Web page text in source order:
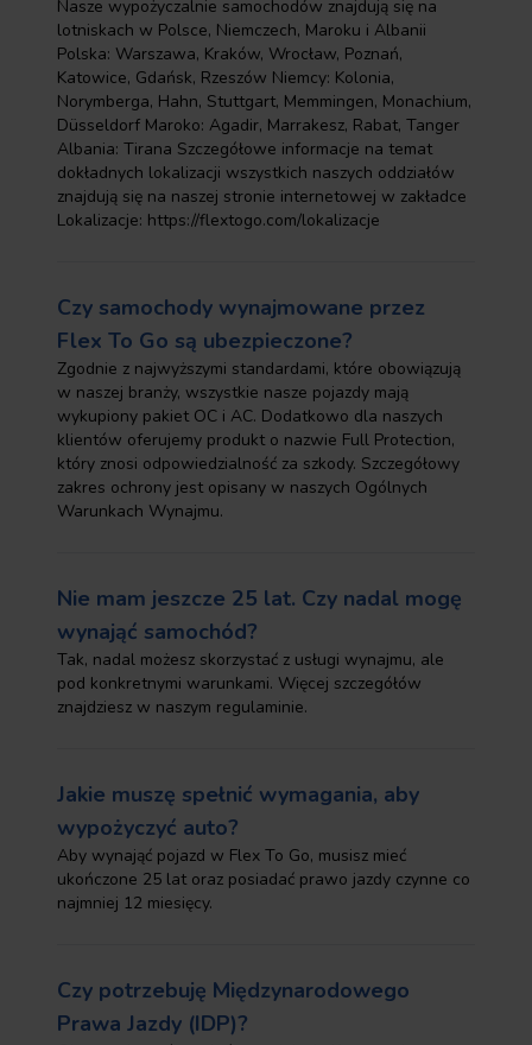
Nasze wypożyczalnie samochodów znajdują się na
lotniskach w Polsce, Niemczech, Maroku i Albanii
Polska: Warszawa, Kraków, Wrocław, Poznań,
Katowice, Gdańsk, Rzeszów Niemcy: Kolonia,
Norymberga, Hahn, Stuttgart, Memmingen, Monachium,
Düsseldorf Maroko: Agadir, Marrakesz, Rabat, Tanger
Albania: Tirana Szczegółowe informacje na temat
dokładnych lokalizacji wszystkich naszych oddziałów
znajdują się na naszej stronie internetowej w zakładce
Lokalizacje: https://flextogo.com/lokalizacje
Czy samochody wynajmowane przez
Flex To Go są ubezpieczone?
Zgodnie z najwyższymi standardami, które obowiązują
w naszej branży, wszystkie nasze pojazdy mają
wykupiony pakiet OC i AC. Dodatkowo dla naszych
klientów oferujemy produkt o nazwie Full Protection,
który znosi odpowiedzialność za szkody. Szczegółowy
zakres ochrony jest opisany w naszych Ogólnych
Warunkach Wynajmu.
Nie mam jeszcze 25 lat. Czy nadal mogę
wynająć samochód?
Tak, nadal możesz skorzystać z usługi wynajmu, ale
pod konkretnymi warunkami. Więcej szczegółów
znajdziesz w naszym regulaminie.
Jakie muszę spełnić wymagania, aby
wypożyczyć auto?
Aby wynająć pojazd w Flex To Go, musisz mieć
ukończone 25 lat oraz posiadać prawo jazdy czynne co
najmniej 12 miesięcy.
Czy potrzebuję Międzynarodowego
Prawa Jazdy (IDP)?